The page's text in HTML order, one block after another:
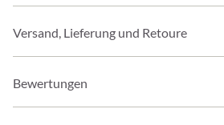
Versand, Lieferung und Retoure
Bewertungen